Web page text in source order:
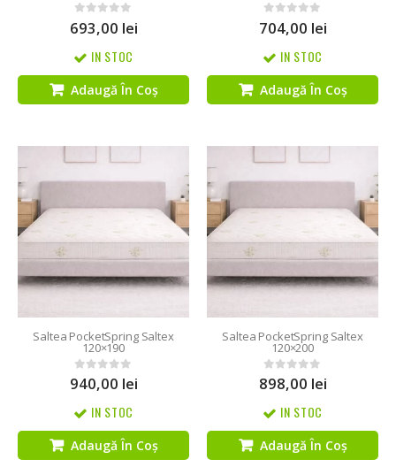
0out of 5
693,00 lei
IN STOC
Adaugă În Coș
0out of 5
704,00 lei
IN STOC
Adaugă În Coș
Saltea PocketSpring Saltex
120×190
0 out of 5
940,00 lei
IN STOC
Adaugă În Coș
Saltea PocketSpring Saltex
120×200
0out of 5
898,00 lei
IN STOC
Adaugă În Coș